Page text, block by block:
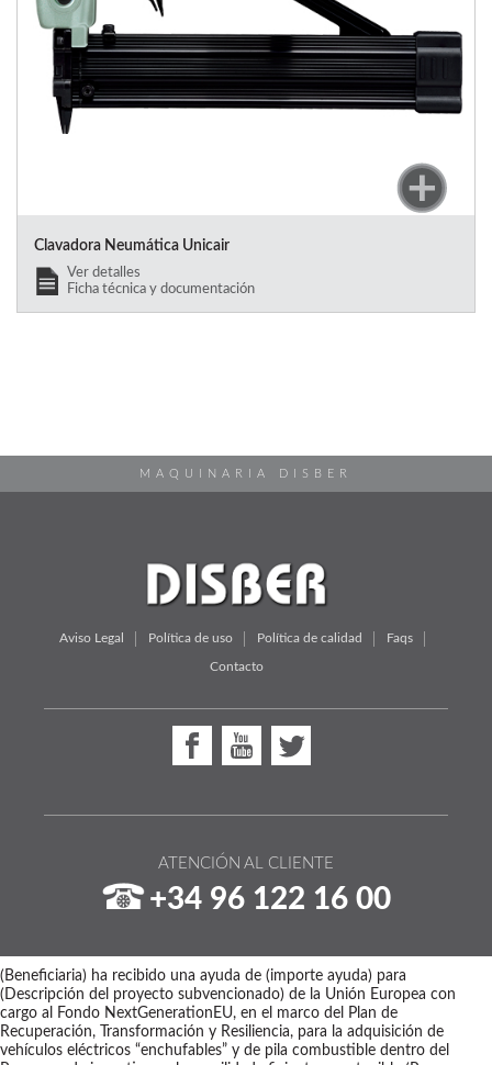
Clavadora Neumática Unicair
Ver detalles
Ficha técnica y documentación
MAQUINARIA DISBER
Aviso Legal Política de uso Política de calidad Faqs
Contacto
ATENCIÓN AL CLIENTE
+34 96 122 16 00
(Beneficiaria) ha recibido una ayuda de (importe ayuda) para
(Descripción del proyecto subvencionado) de la Unión Europea con
cargo al Fondo NextGenerationEU, en el marco del Plan de
Recuperación, Transformación y Resiliencia, para la adquisición de
vehículos eléctricos “enchufables” y de pila combustible dentro del